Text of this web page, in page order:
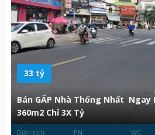
33 tỷ
Bán GẤP Nhà Thống Nhất Ngay
360m2 Chỉ 3X Tỷ
Diện tích: PN: WC: